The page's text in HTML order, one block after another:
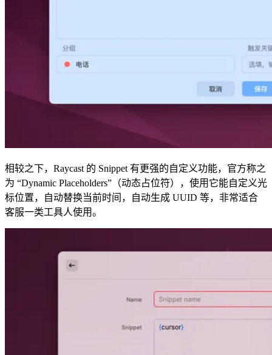
相较之下，Raycast 的 Snippet 有更强的自定义功能，官方称之
为 “Dynamic Placeholders”（动态占位符），使用它能自定义光
标位置，自动替换当前时间，自动生成 UUID 等，非常适合
客服一类工具人使用。